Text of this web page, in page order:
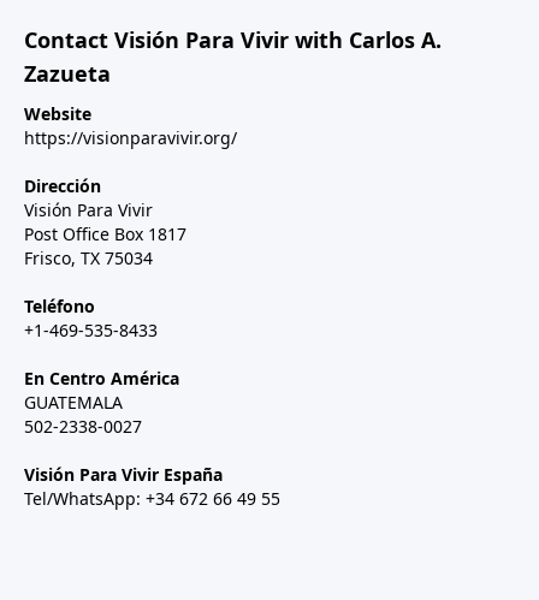
Contact Visión Para Vivir with Carlos A.
Zazueta
Website
https://visionparavivir.org/
Dirección
Visión Para Vivir
Post Office Box 1817
Frisco, TX 75034
Teléfono
+1-469-535-8433
En Centro América
GUATEMALA
502-2338-0027
Visión Para Vivir España
Tel/WhatsApp: +34 672 66 49 55